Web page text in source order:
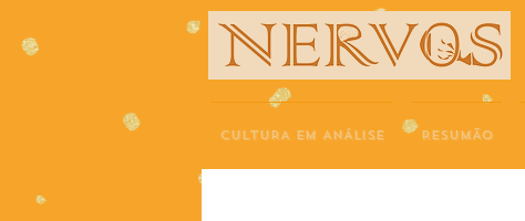
NERVOS
CULTURA EM ANÁLISE RESUMÃO